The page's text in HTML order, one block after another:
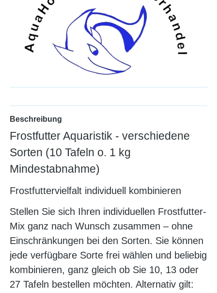
Beschreibung
Frostfutter Aquaristik - verschiedene
Sorten (10 Tafeln o. 1 kg
Mindestabnahme)
Frostfuttervielfalt individuell kombinieren
Stellen Sie sich Ihren individuellen Frostfutter-
Mix ganz nach Wunsch zusammen – ohne
Einschränkungen bei den Sorten. Sie können
jede verfügbare Sorte frei wählen und beliebig
kombinieren, ganz gleich ob Sie 10, 13 oder
27 Tafeln bestellen möchten. Alternativ gilt: